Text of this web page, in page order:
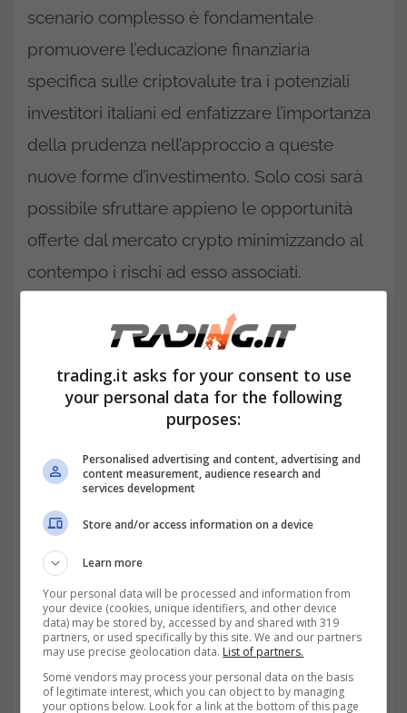
scenario complesso è fondamentale
promuovere l’educazione finanziaria
specifica sulle criptovalute tra i potenziali
investitori italiani ed enfatizzare l’importanza
della prudenza nell’approccio a queste
nuove forme d’investimento. Solo così sarà
possibile sfruttare appieno le opportunità
offerte dal mercato crypto minimizzando al
contempo i rischi ad esso associati.
Quale tipo di rapporto emerge
tra gli italiani e l’innovativo
mondo delle criptovalute?
Il rapporto tra gli italiani e l’innovativo mondo
delle criptovalute è complesso e sfaccettato,
trading.it asks for your consent to use
your personal data for the following
purposes:
Personalised advertising and content, advertising and
content measurement, audience research and
services development
Store and/or access information on a device
Learn more
Your personal data will be processed and information from
your device (cookies, unique identifiers, and other device
data) may be stored by, accessed by and shared with 319
partners, or used specifically by this site. We and our partners
may use precise geolocation data. List of partners.
Some vendors may process your personal data on the basis
of legitimate interest, which you can object to by managing
your options below. Look for a link at the bottom of this page